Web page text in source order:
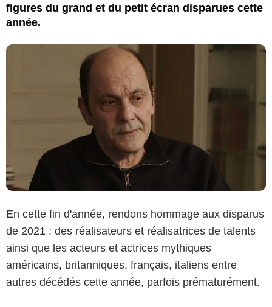
figures du grand et du petit écran disparues cette
année.
En cette fin d'année, rendons hommage aux disparus
de 2021 : des réalisateurs et réalisatrices de talents
ainsi que les acteurs et actrices mythiques
américains, britanniques, français, italiens entre
autres décédés cette année, parfois prématurément.